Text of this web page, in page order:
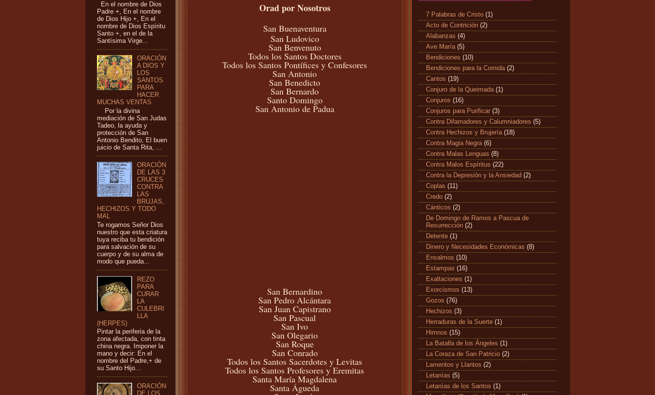
En el nombre de Dios
Padre +, En el nombre
de Dios Hijo +, En el
nombre de Dios Espíritu
Santo +, en el de la
Santísima Virge...
ORACIÓN
A DIOS Y
LOS
SANTOS
PARA
HACER
MUCHAS VENTAS
Por la divina
mediación de San Judas
Tadeo, la ayuda y
protección de San
Antonio Bendito, El buen
juicio de Santa Rita, ...
ORACIÓN
DE LAS 3
CRUCES
CONTRA
LAS
BRUJAS,
HECHIZOS Y TODO
MAL
Te rogamos Señor Dios
nuestro que esta criatura
tuya reciba tu bendición
para salvación de su
cuerpo y de su alma de
modo que pueda...
REZO
PARA
CURAR
LA
CULEBRI
LLA
(HERPES)
Pintar la periferia de la
zona afectada, con tinta
china negra. Imponer la
mano y decir: En el
nombre del Padre,+ de
su Santo Hijo...
ORACIÓN
DE LOS
Orad por Nosotros
San Buenaventura
San Ludovico
San Benvenuto
Todos los Santos Doctores
Todos los Santos Pontífices y Confesores
San Antonio
San Benedicto
San Bernardo
Santo Domingo
San Antonio de Padua
San Bernardino
San Pedro Alcántara
San Juan Capistrano
San Pascual
San Ivo
San Olegario
San Roque
San Conrado
Todos los Santos Sacerdotes y Levitas
Todos los Santos Profesores y Eremitas
Santa María Magdalena
Santa Águeda
7 Palabras de Cristo (1)
Acto de Contrición (2)
Alabanzas (4)
Ave María (5)
Bendiciones (10)
Bendiciones para la Comida (2)
Cantos (19)
Conjuro de la Queimada (1)
Conjuros (16)
Conjuros para Purificar (3)
Contra Difamadores y Calumniadores (5)
Contra Hechizos y Brujería (18)
Contra Magia Negra (6)
Contra Malas Lenguas (8)
Contra Malos Espíritus (22)
Contra la Depresión y la Ansiedad (2)
Coplas (11)
Credo (2)
Cánticos (2)
De Domingo de Ramos a Pascua de
Resurrección (2)
Detente (1)
Dinero y Necesidades Económicas (8)
Ensalmos (10)
Estampas (16)
Exaltaciones (1)
Exorcismos (13)
Gozos (76)
Hechizos (3)
Herraduras de la Suerte (1)
Himnos (15)
La Batalla de los Ángeles (1)
La Coraza de San Patricio (2)
Lamentos y Llantos (2)
Letanías (5)
Letanías de los Santos (1)